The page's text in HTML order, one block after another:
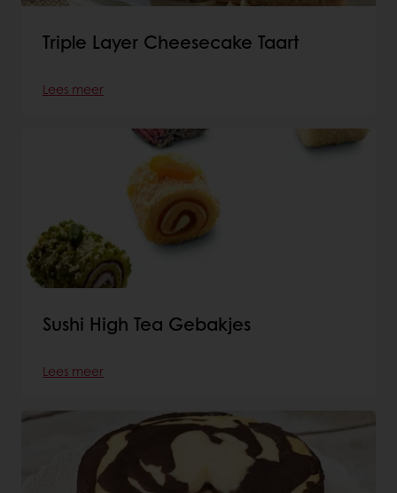
Triple Layer Cheesecake Taart
Lees meer
Sushi High Tea Gebakjes
Lees meer